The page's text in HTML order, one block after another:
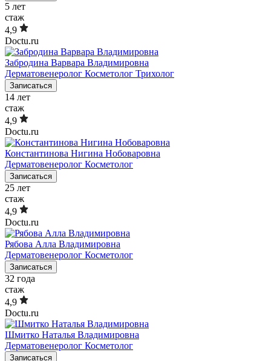
5 лет
стаж
4,9
Doctu.ru
Забродина Варвара Владимировна
Дерматовенеролог Косметолог Трихолог
Записаться
14 лет
стаж
4,9
Doctu.ru
Константинова Нигина Нобоваровна
Дерматовенеролог Косметолог
Записаться
25 лет
стаж
4,9
Doctu.ru
Рябова Алла Владимировна
Дерматовенеролог Косметолог
Записаться
32 года
стаж
4,9
Doctu.ru
Шмитко Наталья Владимировна
Дерматовенеролог Косметолог
Записаться